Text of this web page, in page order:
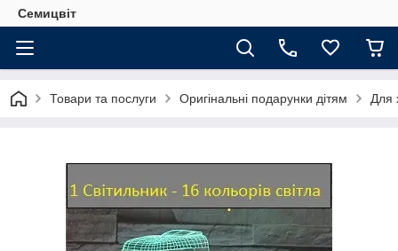
Семицвіт
Товари та послуги Оригінальні подарунки дітям Для